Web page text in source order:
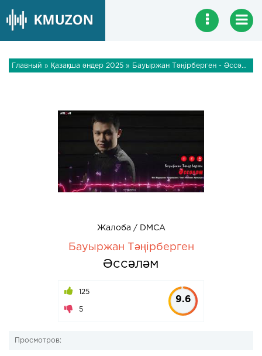
Главный » Қазақша әндер 2025 » Бауыржан Тәңірберген - Әссәләм
Жалоба / DMCA
Бауыржан Тәңірберген
Әссәләм
125
5
9.6
Просмотров: